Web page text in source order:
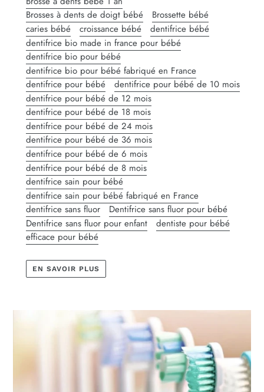
Brosses à dents de doigt bébé
Brossette bébé
caries bébé
croissance bébé
dentifrice bébé
dentifrice bio made in france pour bébé
dentifrice bio pour bébé
dentifrice bio pour bébé fabriqué en France
dentifrice pour bébé
dentifrice pour bébé de 10 mois
dentifrice pour bébé de 12 mois
dentifrice pour bébé de 18 mois
dentifrice pour bébé de 24 mois
dentifrice pour bébé de 36 mois
dentifrice pour bébé de 6 mois
dentifrice pour bébé de 8 mois
dentifrice sain pour bébé
dentifrice sain pour bébé fabriqué en France
dentifrice sans fluor
Dentifrice sans fluor pour bébé
Dentifrice sans fluor pour enfant
dentiste pour bébé
efficace pour bébé
EN SAVOIR PLUS